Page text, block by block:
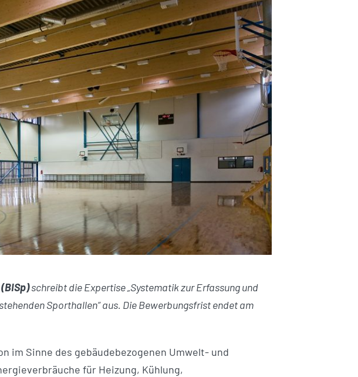
schreibt die Expertise „Systematik zur Erfassung und
Sporthallen“ aus. Die Bewerbungsfrist endet am
im Sinne des gebäudebezogenen Umwelt- und
für Heizung, Kühlung,